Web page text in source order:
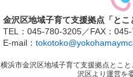
金沢区地域子育て支援拠点「とこ
TEL：045-780-3205／FAX：
E-mail：
横浜市金沢区地域子育て支援拠点とこと
沢区より運営を